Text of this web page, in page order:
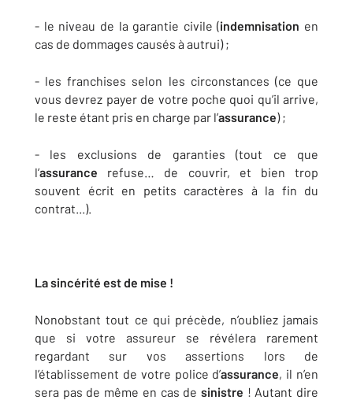
- le niveau de la garantie civile (indemnisation en
cas de dommages causés à autrui) ;
- les franchises selon les circonstances (ce que
vous devrez payer de votre poche quoi qu’il arrive,
le reste étant pris en charge par l’assurance) ;
- les exclusions de garanties (tout ce que
l’assurance refuse… de couvrir, et bien trop
souvent écrit en petits caractères à la fin du
contrat...).
La sincérité est de mise !
Nonobstant tout ce qui précède, n’oubliez jamais
que si votre assureur se révélera rarement
regardant sur vos assertions lors de
l’établissement de votre police d’assurance, il n’en
sera pas de même en cas de sinistre ! Autant dire